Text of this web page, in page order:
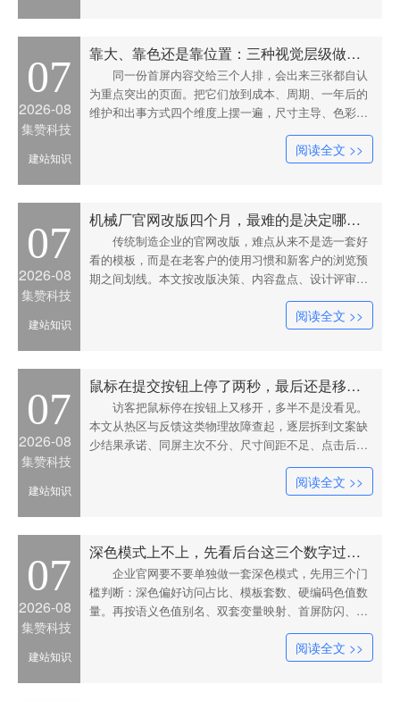
07
2026-08
集赞科技
建站知识
靠大、靠色还是靠位置：三种视觉层级做法的失效边界
同一份首屏内容交给三个人排，会出来三张都自认
为重点突出的页面。把它们放到成本、周期、一年后的
维护和出事方式四个维度上摆一遍，尺寸主导、色彩主
导、位置分组三条路的差距才真正显出来。文中逐项列
出各自适用的前提、可照抄的数值区间，以及它们分别
阅读全文 >>
07
2026-08
集赞科技
建站知识
机械厂官网改版四个月，最难的是决定哪些旧东西不能动
传统制造企业的官网改版，难点从来不是选一套好
看的模板，而是在老客户的使用习惯和新客户的浏览预
期之间划线。本文按改版决策、内容盘点、设计评审、
开发交付、上线切换、上线后90天六个阶段推进，逐段
列出该阶段的关键动作、可照抄的数值区间，以及最容
阅读全文 >>
07
2026-08
集赞科技
建站知识
鼠标在提交按钮上停了两秒，最后还是移开了
访客把鼠标停在按钮上又移开，多半不是没看见。
本文从热区与反馈这类物理故障查起，逐层拆到文案缺
少结果承诺、同屏主次不分、尺寸间距不足、点击后无
状态、禁用态遮蔽错误、出现时机偏晚六个成因，每条
都给出可直接照抄的数值与改法，末尾附一个不用工具
阅读全文 >>
07
2026-08
集赞科技
建站知识
深色模式上不上，先看后台这三个数字过没过线
企业官网要不要单独做一套深色模式，先用三个门
槛判断：深色偏好访问占比、模板套数、硬编码色值数
量。再按语义色值别名、双套变量映射、首屏防闪、对
比度校验分四步给出做法与验收方式，并处理白闪、富
文本行内色值、表单自动填充等常见故障，末尾附十条
阅读全文 >>